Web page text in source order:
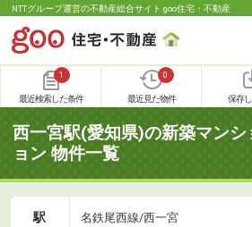
NTTグループ運営の不動産総合サイト goo住宅・不動産
1
最近検索した条件
0
最近見た物件 保存
西一宮駅(愛知県)の新築マン
ョン 物件一覧
駅 名鉄尾西線/西一宮